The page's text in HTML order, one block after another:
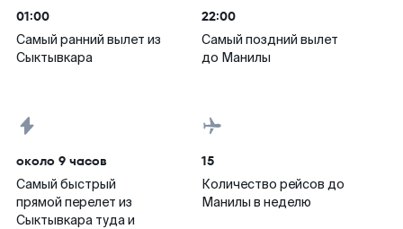
01:00
Самый ранний вылет из
Сыктывкара
22:00
Самый поздний вылет
до Манилы
около 9 часов
Самый быстрый
прямой перелет из
Сыктывкара туда и
15
Количество рейсов до
Манилы в неделю